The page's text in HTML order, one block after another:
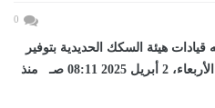
0
قيادات هيئة السكك الحديدية بتوفير
أماكن في رحلات...اليوم الأربعاء، 2 أبريل 2025 08:11 صـ منذ